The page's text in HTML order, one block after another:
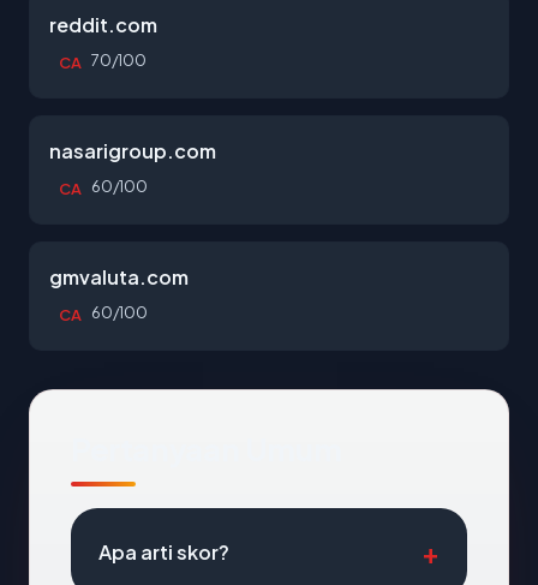
reddit.com
CA 70/100
nasarigroup.com
CA 60/100
gmvaluta.com
CA 60/100
Apa arti skor?